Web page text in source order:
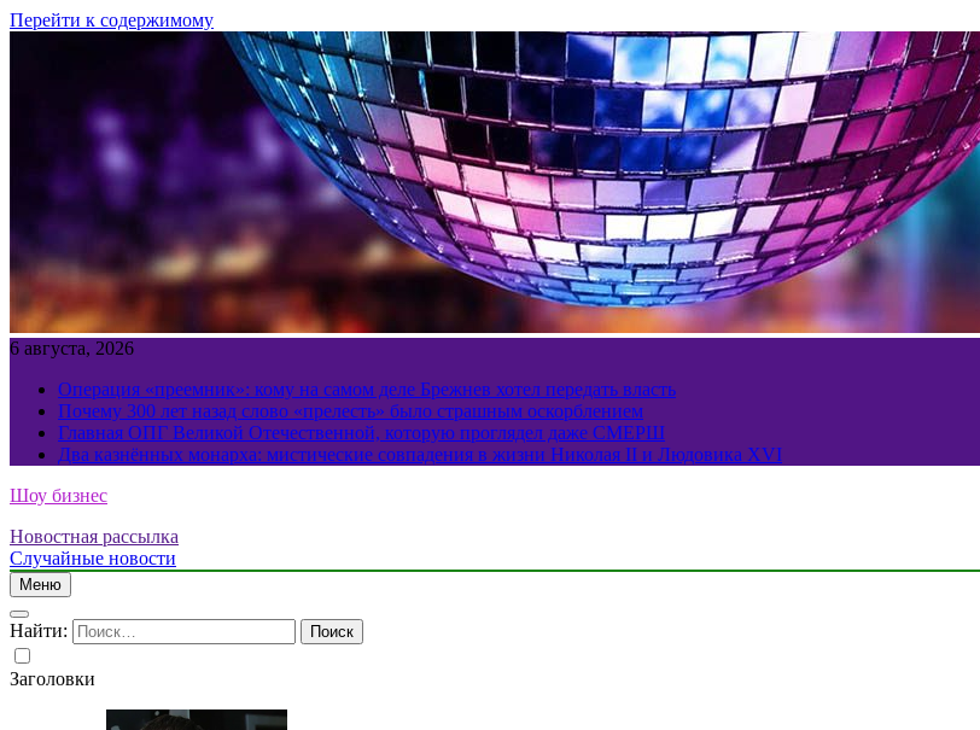
Перейти к содержимому
6 августа, 2026
Операция «преемник»: кому на самом деле Брежнев хотел передать власть
Почему 300 лет назад слово «прелесть» было страшным оскорблением
Главная ОПГ Великой Отечественной, которую проглядел даже СМЕРШ
Два казнённых монарха: мистические совпадения в жизни Николая II и Людовика XVI
Шоу бизнес
Новостная рассылка
Случайные новости
Меню
Найти:
Заголовки